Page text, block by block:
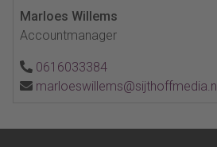
Marloes Willems
Accountmanager
0616033384
marloeswillems@sijthoffmedia.nl